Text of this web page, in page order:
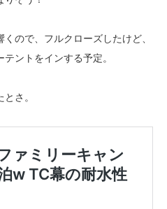
ので、フルクローズしたけど、
ントをインする予定。
さ。